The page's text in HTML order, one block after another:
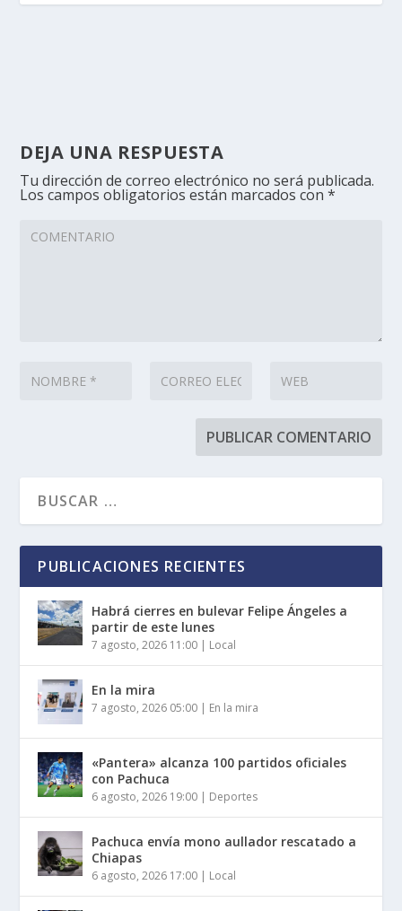
DEJA UNA RESPUESTA
Tu dirección de correo electrónico no será publicada.
Los campos obligatorios están marcados con*
PUBLICACIONES RECIENTES
Habrá cierres en bulevar Felipe Ángeles a
partir de este lunes
7 agosto, 2026 11:00 | Local
En la mira
7 agosto, 2026 05:00 | En la mira
«Pantera» alcanza 100 partidos oficiales
con Pachuca
6 agosto, 2026 19:00 | Deportes
Pachuca envía mono aullador rescatado a
Chiapas
6 agosto, 2026 17:00 | Local